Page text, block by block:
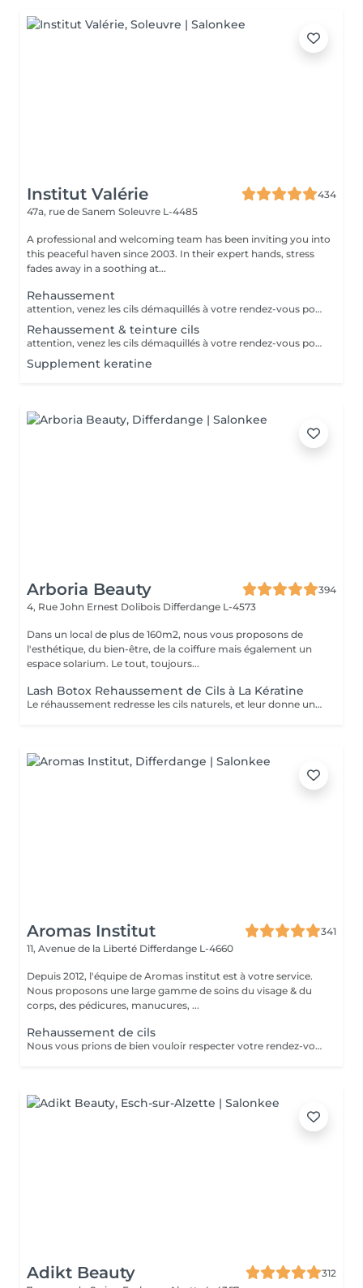
Institut Valérie
434
47a, rue de Sanem Soleuvre L-4485
A professional and welcoming team has been inviting you into
this peaceful haven since 2003. In their expert hands, stress
fades away in a soothing at...
Rehaussement
attention, venez les cils démaquillés à votre rendez-vous pour une meilleure tenue. veillez à ne pas avoir fait de teinture ou rehaussement 6-8 semaines avant votre rendez-vous merci Recourbe vos cils naturels sans rallonger ni colorer Tenue 6-8 semaines
Rehaussement & teinture cils
attention, venez les cils démaquillés à votre rendez-vous pour une meilleure tenue. veillez à ne pas avoir fait de teinture ou rehaussement 6-8 semaines avant votre rendez-vous merci
Supplement keratine
Arboria Beauty
394
4, Rue John Ernest Dolibois Differdange L-4573
Dans un local de plus de 160m2, nous vous proposons de
l'esthétique, du bien-être, de la coiffure mais également un
espace solarium. Le tout, toujours...
Lash Botox Rehaussement de Cils à La Kératine
Le réhaussement redresse les cils naturels, et leur donne une superbe courbure , de la longueur, de la hauteur et du volume : vos cils paraissent plus longs et plus denses. Pour toutes celles qui veulent avoir un regard intense et des cils plus longs sans avoir recours à des extensions de cils.
Aromas Institut
341
11, Avenue de la Liberté Differdange L-4660
Depuis 2012, l'équipe de Aromas institut est à votre service.
Nous proposons une large gamme de soins du visage & du
corps, des pédicures, manucures, ...
Rehaussement de cils
Nous vous prions de bien vouloir respecter votre rendez-vous. En prenant rendez-vous, vous occupez une place, dont une autre personne aurait éventuellement besoin. Tout rendez-vous non annulé 24h en avance, est susceptible d'être facturé. (Si vous ne pouvez pas vous présenter à votre RDV, proposez-le éventuellement à un proche ou à un ami) Toute l'équipe de Aromas Institut vous remercie pour votre respect et votre compréhension.
Adikt Beauty
312